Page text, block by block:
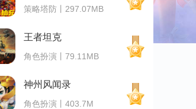
策略塔防丨297.07MB
王者坦克
角色扮演丨79.11MB
神州风闻录
角色扮演丨403.7M